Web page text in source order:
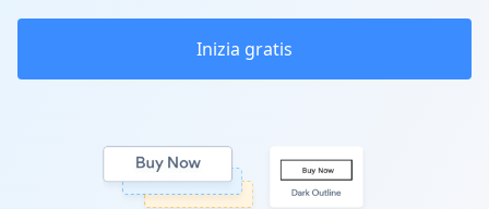
Inizia gratis